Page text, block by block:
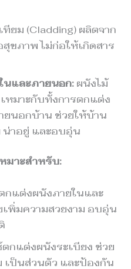
ทียม (Cladding) ผลิตจาก
ขภาพ ไม่ก่อให้เกิดสาร
นและภายนอก: ผนังไม้
หมาะกับทั้งการตกแต่ง
ยนอกบ้าน ช่วยให้บ้าน
าอยู่ และอบอุ่น
มาะสำหรับ:
กแต่งผนังภายในและ
พิ่มความสวยงาม อบอุ่น
ตกแต่งผนังระเบียง ช่วย
เป็นส่วนตัว และป้องกัน